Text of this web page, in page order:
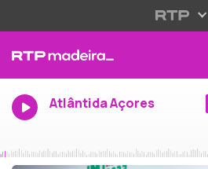
Atlântida Açores